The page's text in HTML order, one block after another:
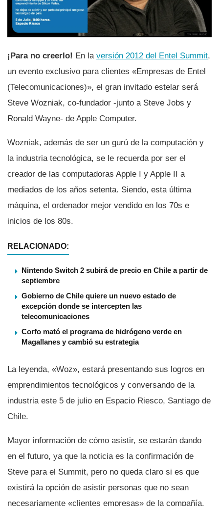
¡Para no creerlo! En la versión 2012 del Entel Summit,
un evento exclusivo para clientes «Empresas de Entel
(Telecomunicaciones)», el gran invitado estelar será
Steve Wozniak, co-fundador -junto a Steve Jobs y
Ronald Wayne- de Apple Computer.
Wozniak, además de ser un gurú de la computación y
la industria tecnológica, se le recuerda por ser el
creador de las computadoras Apple I y Apple II a
mediados de los años setenta. Siendo, esta última
máquina, el ordenador mejor vendido en los 70s e
inicios de los 80s.
RELACIONADO:
Nintendo Switch 2 subirá de precio en Chile a partir de
septiembre
Gobierno de Chile quiere un nuevo estado de
excepción donde se intercepten las
telecomunicaciones
Corfo mató el programa de hidrógeno verde en
Magallanes y cambió su estrategia
La leyenda, «Woz», estará presentando sus logros en
emprendimientos tecnológicos y conversando de la
industria este 5 de julio en Espacio Riesco, Santiago de
Chile.
Mayor información de cómo asistir, se estarán dando
en el futuro, ya que la noticia es la confirmación de
Steve para el Summit, pero no queda claro si es que
existirá la opción de asistir personas que no sean
necesariamente «clientes empresas» de la compañí­a.